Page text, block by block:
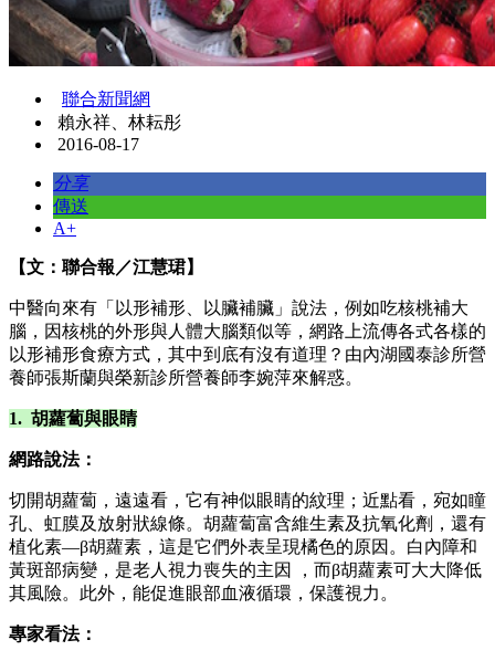
聯合新聞網
賴永祥、林耘彤
2016-08-17
分享
傳送
A+
【文：聯合報／江慧珺】
中醫向來有「以形補形、以臟補臟」說法，例如吃核桃補大
腦，因核桃的外形與人體大腦類似等，網路上流傳各式各樣的
以形補形食療方式，其中到底有沒有道理？由內湖國泰診所營
養師張斯蘭與榮新診所營養師李婉萍來解惑。
1. 胡蘿蔔與眼睛
網路說法：
切開胡蘿蔔，遠遠看，它有神似眼睛的紋理；近點看，宛如瞳
孔、虹膜及放射狀線條。胡蘿蔔富含維生素及抗氧化劑，還有
植化素—β胡蘿素，這是它們外表呈現橘色的原因。白內障和
黃斑部病變，是老人視力喪失的主因 ，而β胡蘿素可大大降低
其風險。此外，能促進眼部血液循環，保護視力。
專家看法：